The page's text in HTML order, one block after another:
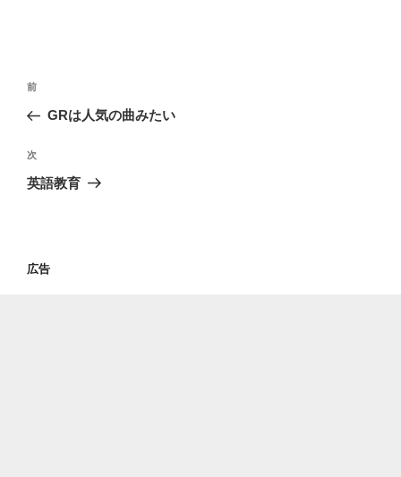
投
ビ
ゲ
ン
過
去
投
稿
前
GRは人気の曲みたい
次
の
次
英語教育
広告